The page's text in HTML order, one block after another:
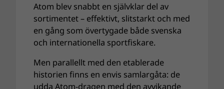
Atom blev snabbt en självklar del av
sortimentet – effektivt, slitstarkt och med
en gång som övertygade både svenska
och internationella sportfiskare.
Men parallellt med den etablerade
historien finns en envis samlargåta: de
udda Atom-dragen med den avvikande